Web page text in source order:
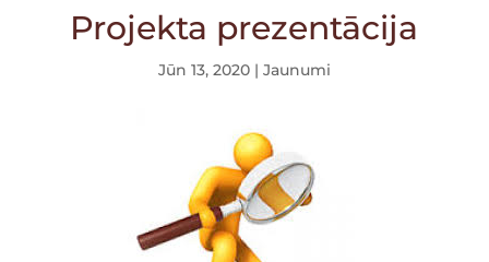
Projekta prezentācija
Jūn 13, 2020| Jaunumi